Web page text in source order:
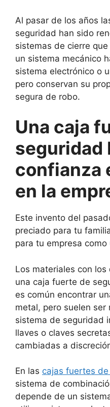
Al pasar de los años
seguridad han sido
sistemas de cierre
un sistema mecánico
sistema electrónico o
pero conservan su
segura de robo.
Una caja
seguridad
confianza
en la
Este invento del
preciado para tu
para tu empresa
Los materiales con
una caja fuerte de
es común encontrar
metal, pero suelen ser
sistema de seguridad
llaves o claves
cambiadas a
En las cajas fuertes
sistema de
depende de un